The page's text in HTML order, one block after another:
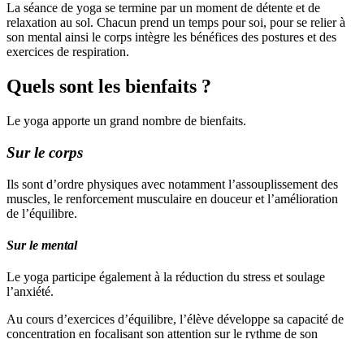
La séance de yoga se termine par un moment de détente et de
relaxation au sol. Chacun prend un temps pour soi, pour se relier à
son mental ainsi le corps intègre les bénéfices des postures et des
exercices de respiration.
Quels sont les bienfaits ?
Le yoga apporte un grand nombre de bienfaits.
Sur le corps
Ils sont d’ordre physiques avec notamment l’assouplissement des
muscles, le renforcement musculaire en douceur et l’amélioration
de l’équilibre.
Sur le mental
Le yoga participe également à la réduction du stress et soulage
l’anxiété.
Au cours d’exercices d’équilibre, l’élève développe sa capacité de
concentration en focalisant son attention sur le rythme de son